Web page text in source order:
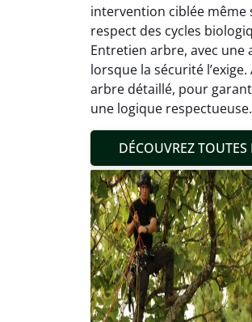
intervention ciblée même
respect des cycles
Entretien arbre, avec une
lorsque la sécurité
arbre détaillé, pour
une logique respectueuse.
DÉCOUVREZ